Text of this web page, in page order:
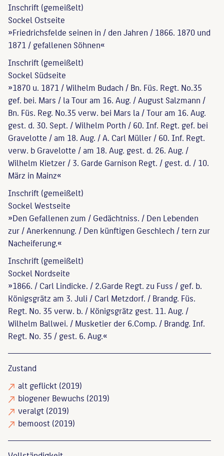
Inschrift (gemeißelt)
Sockel Ostseite
»Friedrichsfelde seinen in / den Jahren / 1866. 1870 und
1871 / gefallenen Söhnen«
Inschrift (gemeißelt)
Sockel Südseite
»1870 u. 1871 / Wilhelm Budach / Bn. Füs. Regt. No.35
gef. bei. Mars / la Tour am 16. Aug. / August Salzmann /
Bn. Füs. Reg. No.35 verw. bei Mars la / Tour am 16. Aug.
gest. d. 30. Sept. / Wilhelm Porth / 60. Inf. Regt. gef. bei
Gravelotte / am 18. Aug. / A. Carl Müller / 60. Inf. Regt.
verw. b Gravelotte / am 18. Aug. gest. d. 26. Aug. /
Wilhelm Kietzer / 3. Garde Garnison Regt. / gest. d. / 10.
März in Mainz«
Inschrift (gemeißelt)
Sockel Westseite
»Den Gefallenen zum / Gedächtniss. / Den Lebenden
zur / Anerkennung. / Den künftigen Geschlech / tern zur
Nacheiferung.«
Inschrift (gemeißelt)
Sockel Nordseite
»1866. / Carl Lindicke. / 2.Garde Regt. zu Fuss / gef. b.
Königsgrätz am 3. Juli / Carl Metzdorf. / Brandg. Füs.
Regt. No. 35 verw. b. / Königsgrätz gest. 11. Aug. /
Wilhelm Ballwei. / Musketier der 6.Comp. / Brandg. Inf.
Regt. No. 35 / gest. 6. Aug.«
Zustand
alt geflickt(2019)
biogener Bewuchs (2019)
veralgt(2019)
bemoost(2019)